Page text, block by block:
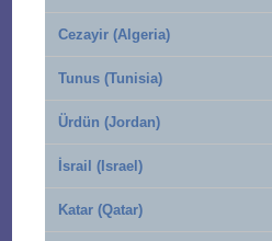
Cezayir (Algeria)
Tunus (Tunisia)
Ürdün (Jordan)
İsrail (Israel)
Katar (Qatar)